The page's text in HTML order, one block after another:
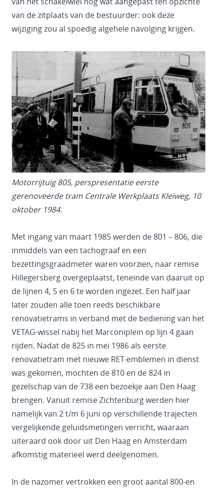
van de zitplaats van de bestuurder: ook deze
wijziging zou al spoedig algehele navolging krijgen.
Motorrijtuig 805, perspresentatie eerste
gerenoveerde tram Centrale Werkplaats Kleiweg, 10
oktober 1984.
Met ingang van maart 1985 werden de 801 – 806, die
inmiddels van een tachograaf en een
bezettingsgraadmeter waren voorzien, naar remise
Hillegersberg overgeplaatst, teneinde van daaruit op
de lijnen 4, 5 en 6 te worden ingezet. Een half jaar
later zouden alle toen reeds beschikbare
renovatietrams in verband met de bediening van het
VETAG-wissel nabij het Marconiplein op lijn 4 gaan
rijden. Nadat de 825 in mei 1986 als eerste
renovatietram met nieuwe RET-emblemen in dienst
was gekomen, mochten de 810 en de 824 in
gezelschap van de 738 een bezoekje aan Den Haag
brengen. Vanuit remise Zichtenburg werden hier
namelijk van 2 t/m 6 juni op verschillende trajecten
vergelijkende geluidsmetingen verricht, waaraan
uiteraard ook door uit Den Haag en Amsterdam
afkomstig materieel werd deelgenomen.
In de nazomer vertrokken een groot aantal 800-en